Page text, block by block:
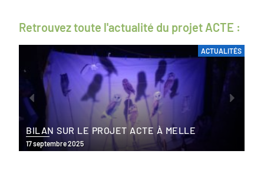
Retrouvez toute l'actualité du projet ACTE :
ACTUALITÉS
BILAN SUR LE PROJET ACTE À MELLE
17 septembre 2025